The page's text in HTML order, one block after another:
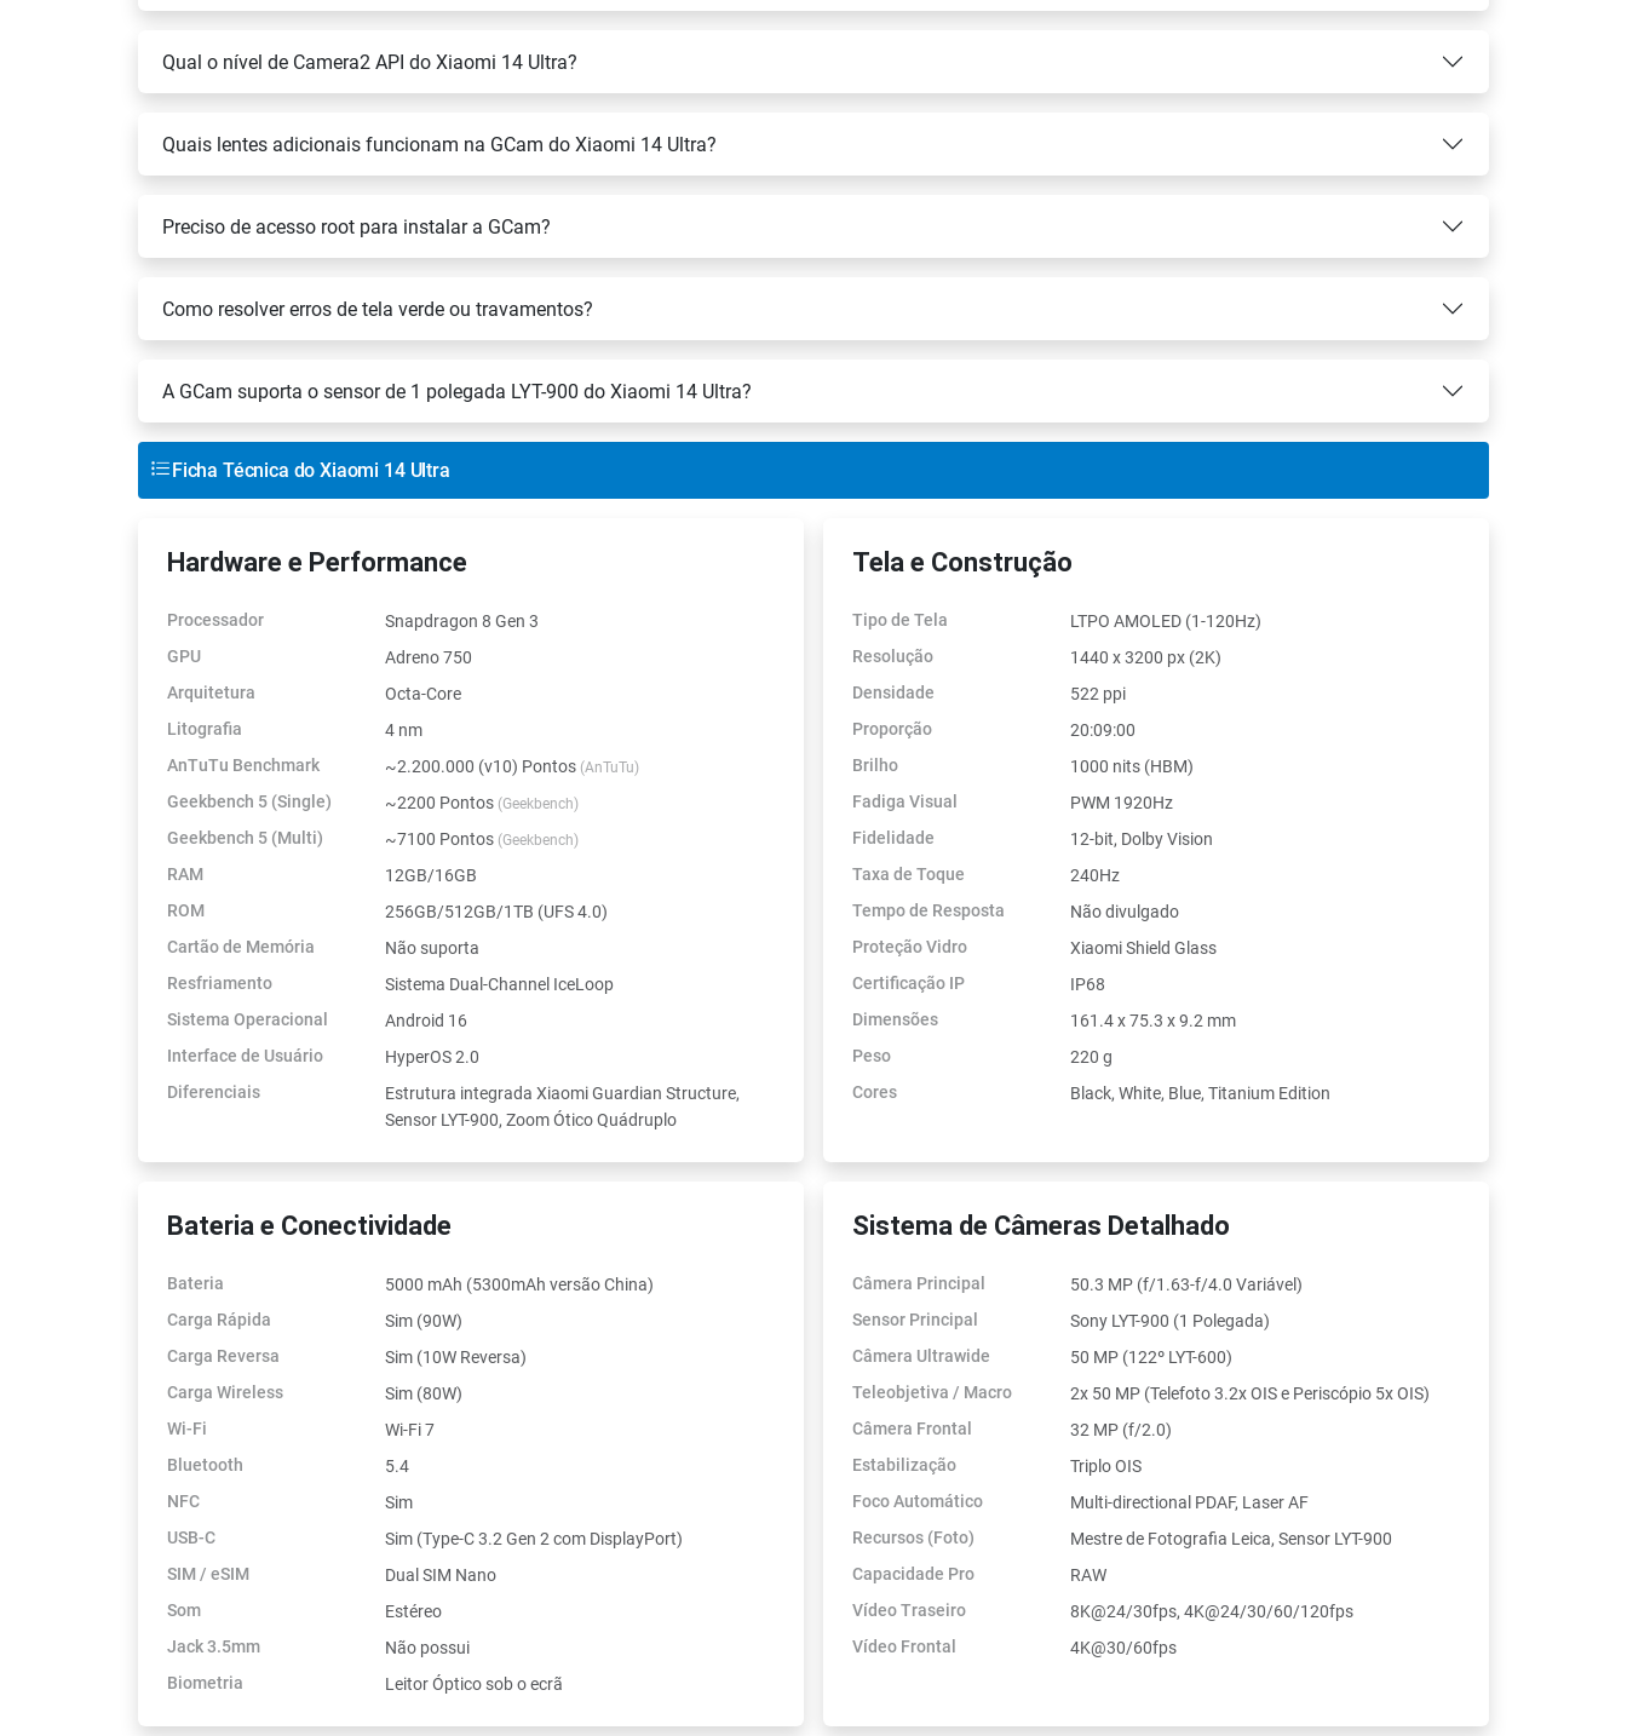
Qual o nível de Camera2 API do Xiaomi 14 Ultra?
Quais lentes adicionais funcionam na GCam do Xiaomi 14 Ultra?
Preciso de acesso root para instalar a GCam?
Como resolver erros de tela verde ou travamentos?
A GCam suporta o sensor de 1 polegada LYT-900 do Xiaomi 14 Ultra?
Ficha Técnica do Xiaomi 14 Ultra
Hardware e Performance
Processador
Snapdragon 8 Gen 3
GPU
Adreno 750
Arquitetura
Octa-Core
Litografia
4 nm
AnTuTu Benchmark
~2.200.000 (v10) Pontos (AnTuTu)
Geekbench 5 (Single) ~2200 Pontos (Geekbench)
Geekbench 5 (Multi) ~7100 Pontos (Geekbench)
RAM
12GB/16GB
ROM
256GB/512GB/1TB (UFS 4.0)
Cartão de Memória
Não suporta
Resfriamento
Sistema Dual-Channel IceLoop
Sistema Operacional
Android 16
Interface de Usuário
HyperOS 2.0
Diferenciais
Estrutura integrada Xiaomi Guardian Structure,
Sensor LYT-900, Zoom Ótico Quádruplo
Tela e Construção
Tipo de Tela
LTPO AMOLED (1-120Hz)
Resolução
1440 x 3200 px (2K)
Densidade
522 ppi
Proporção
20:09:00
Brilho
1000 nits (HBM)
Fadiga Visual
PWM 1920Hz
Fidelidade
12-bit, Dolby Vision
Taxa de Toque
240Hz
Tempo de Resposta
Não divulgado
Proteção Vidro
Xiaomi Shield Glass
Certificação IP
IP68
Dimensões
161.4 x 75.3 x 9.2 mm
Peso
220 g
Cores
Black, White, Blue, Titanium Edition
Bateria e Conectividade
Bateria
5000 mAh (5300mAh versão China)
Carga Rápida
Sim (90W)
Carga Reversa
Sim (10W Reversa)
Carga Wireless
Sim (80W)
Wi-Fi
Wi-Fi 7
Bluetooth
5.4
NFC
Sim
USB-C
Sim (Type-C 3.2 Gen 2 com DisplayPort)
SIM / eSIM
Dual SIM Nano
Som
Estéreo
Jack 3.5mm
Não possui
Biometria
Leitor Óptico sob o ecrã
Sistema de Câmeras Detalhado
Câmera Principal
50.3 MP (f/1.63-f/4.0 Variável)
Sensor Principal
Sony LYT-900 (1 Polegada)
Câmera Ultrawide
50 MP (122º LYT-600)
Teleobjetiva / Macro
2x 50 MP (Telefoto 3.2x OIS e Periscópio 5x OIS)
Câmera Frontal
32 MP (f/2.0)
Estabilização
Triplo OIS
Foco Automático
Multi-directional PDAF, Laser AF
Recursos (Foto)
Mestre de Fotografia Leica, Sensor LYT-900
Capacidade Pro
RAW
Vídeo Traseiro
8K@24/30fps, 4K@24/30/60/120fps
Vídeo Frontal
4K@30/60fps